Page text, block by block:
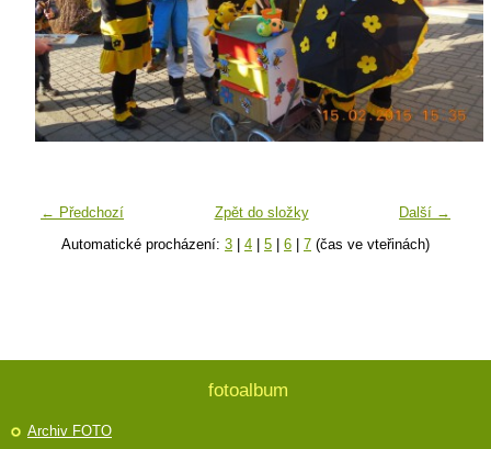
← Předchozí Další →
Zpět do složky
Automatické procházení: 3 4 5 6 7 (čas ve vteřinách)
fotoalbum
Archiv FOTO